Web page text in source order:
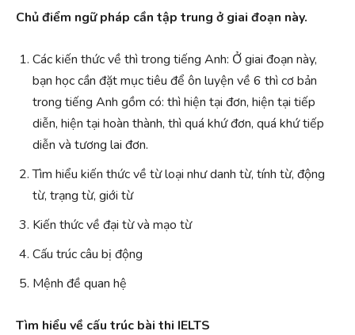
Chủ điểm ngữ pháp cần tập trung ở giai đoạn này.
Các kiến thức về thì trong tiếng Anh: Ở giai đoạn này,
bạn học cần đặt mục tiêu để ôn luyện về 6 thì cơ bản
trong tiếng Anh gồm có: thì hiện tại đơn, hiện tại tiếp
diễn, hiện tại hoàn thành, thì quá khứ đơn, quá khứ tiếp
diễn và tương lai đơn.
Tìm hiểu kiến thức về từ loại như danh từ, tính từ, động
từ, trạng từ, giới từ
Kiến thức về đại từ và mạo từ
Cấu trúc câu bị động
Mệnh đề quan hệ
Tìm hiểu về cấu trúc bài thi IELTS